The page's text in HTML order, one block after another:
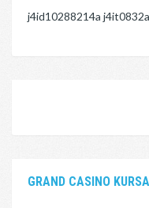
j4id10288214a
GRAND CASINO